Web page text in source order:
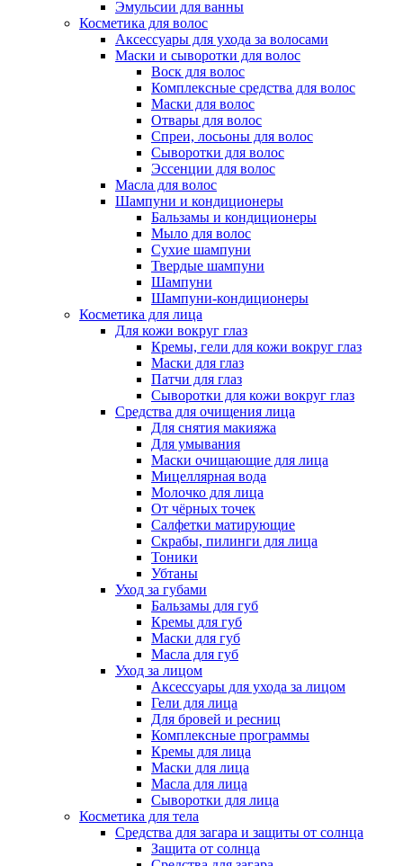
Эмульсии для ванны
Косметика для волос
Аксессуары для ухода за волосами
Маски и сыворотки для волос
Воск для волос
Комплексные средства для волос
Маски для волос
Отвары для волос
Спреи, лосьоны для волос
Сыворотки для волос
Эссенции для волос
Масла для волос
Шампуни и кондиционеры
Бальзамы и кондиционеры
Мыло для волос
Сухие шампуни
Твердые шампуни
Шампуни
Шампуни-кондиционеры
Косметика для лица
Для кожи вокруг глаз
Кремы, гели для кожи вокруг глаз
Маски для глаз
Патчи для глаз
Сыворотки для кожи вокруг глаз
Средства для очищения лица
Для снятия макияжа
Для умывания
Маски очищающие для лица
Мицеллярная вода
Молочко для лица
От чёрных точек
Салфетки матирующие
Скрабы, пилинги для лица
Тоники
Убтаны
Уход за губами
Бальзамы для губ
Кремы для губ
Маски для губ
Масла для губ
Уход за лицом
Аксессуары для ухода за лицом
Гели для лица
Для бровей и ресниц
Комплексные программы
Кремы для лица
Маски для лица
Масла для лица
Сыворотки для лица
Косметика для тела
Средства для загара и защиты от солнца
Защита от солнца